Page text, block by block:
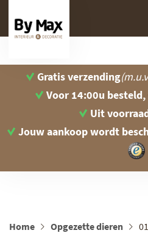
Gratis verzending
Voor 14:00u
Uit
Jouw aankoop wordt
Home Opgezette dieren